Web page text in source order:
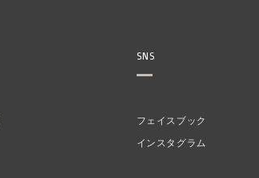
SNS
フェイスブック
インスタグラム